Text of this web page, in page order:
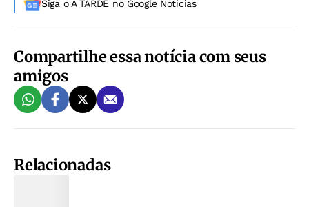
Siga o A TARDE no Google Noticias
Compartilhe essa notícia com seus
amigos
Relacionadas